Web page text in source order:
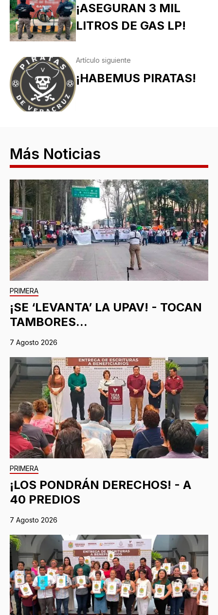
¡ASEGURAN 3 MIL
LITROS DE GAS LP!
Artículo siguiente
¡HABEMUS PIRATAS!
Más Noticias
PRIMERA
¡SE ‘LEVANTA’ LA UPAV! - TOCAN
TAMBORES...
7 Agosto 2026
PRIMERA
¡LOS PONDRÁN DERECHOS! - A
40 PREDIOS
7 Agosto 2026